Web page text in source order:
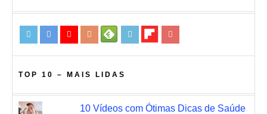
TOP 10 – MAIS LIDAS
10 Vídeos com Ótimas Dicas de Saúde